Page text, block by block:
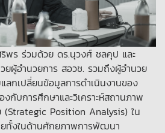
พร ร่วมด้วย ดร.นุวงศ์ ชลคุป และ
ผู้อำนวยการ สอวช. รวมถึงผู้อำนวย
ลกเปลี่ยนข้อมูลการดำเนินงานของ
กับการศึกษาและวิเคราะห์สถานภาพ
(Strategic Position Analysis) ใน
ยทั้งในด้านศักยภาพการพัฒนา